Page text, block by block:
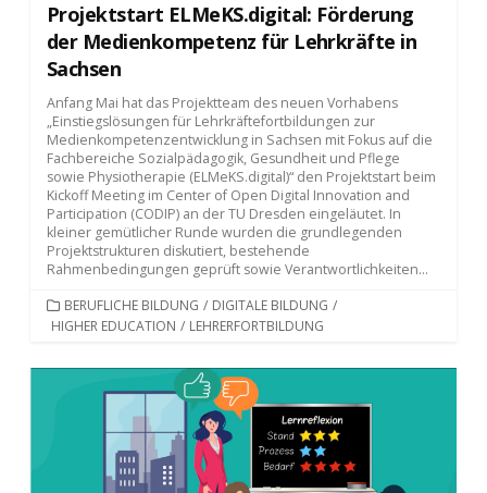
Projektstart ELMeKS.digital: Förderung
der Medienkompetenz für Lehrkräfte in
Sachsen
Anfang Mai hat das Projektteam des neuen Vorhabens
„Einstiegslösungen für Lehrkräftefortbildungen zur
Medienkompetenzentwicklung in Sachsen mit Fokus auf die
Fachbereiche Sozialpädagogik, Gesundheit und Pflege
sowie Physiotherapie (ELMeKS.digital)“ den Projektstart beim
Kickoff Meeting im Center of Open Digital Innovation and
Participation (CODIP) an der TU Dresden eingeläutet. In
kleiner gemütlicher Runde wurden die grundlegenden
Projektstrukturen diskutiert, bestehende
Rahmenbedingungen geprüft sowie Verantwortlichkeiten...
KATEGORIEN
BERUFLICHE BILDUNG / DIGITALE BILDUNG /
HIGHER EDUCATION / LEHRERFORTBILDUNG